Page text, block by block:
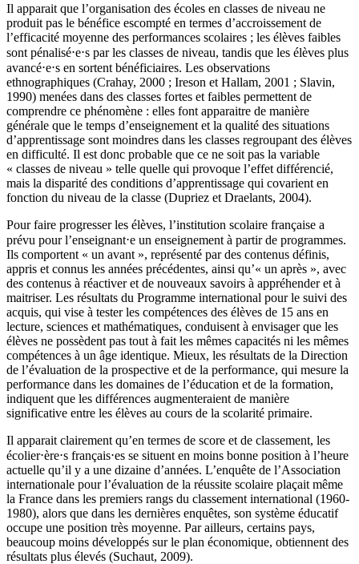
Il apparait que l’organisation des écoles en classes de niveau ne
produit pas le bénéfice escompté en termes d’accroissement de
l’efficacité moyenne des performances scolaires ; les élèves faibles
sont pénalisé⋅e⋅s par les classes de niveau, tandis que les élèves plus
avancé⋅e⋅s en sortent bénéficiaires. Les observations
ethnographiques (Crahay, 2000 ; Ireson et Hallam, 2001 ; Slavin,
1990) menées dans des classes fortes et faibles permettent de
comprendre ce phénomène : elles font apparaitre de manière
générale que le temps d’enseignement et la qualité des situations
d’apprentissage sont moindres dans les classes regroupant des élèves
en difficulté. Il est donc probable que ce ne soit pas la variable
« classes de niveau » telle quelle qui provoque l’effet différencié,
mais la disparité des conditions d’apprentissage qui covarient en
fonction du niveau de la classe (Dupriez et Draelants, 2004).
Pour faire progresser les élèves, l’institution scolaire française a
prévu pour l’enseignant⋅e un enseignement à partir de programmes.
Ils comportent « un avant », représenté par des contenus définis,
appris et connus les années précédentes, ainsi qu’« un après », avec
des contenus à réactiver et de nouveaux savoirs à appréhender et à
maitriser. Les résultats du Programme international pour le suivi des
acquis, qui vise à tester les compétences des élèves de 15 ans en
lecture, sciences et mathématiques, conduisent à envisager que les
élèves ne possèdent pas tout à fait les mêmes capacités ni les mêmes
compétences à un âge identique. Mieux, les résultats de la Direction
de l’évaluation de la prospective et de la performance, qui mesure la
performance dans les domaines de l’éducation et de la formation,
indiquent que les différences augmenteraient de manière
significative entre les élèves au cours de la scolarité primaire.
Il apparait clairement qu’en termes de score et de classement, les
écolier⋅ère⋅s français⋅es se situent en moins bonne position à l’heure
actuelle qu’il y a une dizaine d’années. L’enquête de l’Association
internationale pour l’évaluation de la réussite scolaire plaçait même
la France dans les premiers rangs du classement international (1960-
1980), alors que dans les dernières enquêtes, son système éducatif
occupe une position très moyenne. Par ailleurs, certains pays,
beaucoup moins développés sur le plan économique, obtiennent des
résultats plus élevés (Suchaut, 2009).